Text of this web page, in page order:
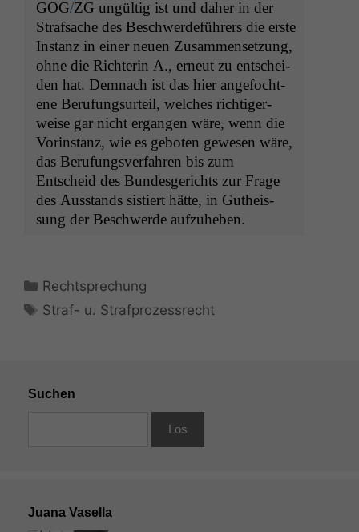
GOG/ZG ungültig ist und daher in der
Straf­sache des Beschw­erde­führers die erste
Instanz in ein­er neuen Zusam­menset­zung,
ohne die Rich­terin A., erneut zu entschei­
den hat. Dem­nach ist das hier ange­focht­
ene Beru­fung­surteil, welch­es richtiger­
weise gar nicht ergan­gen wäre, wenn die
Vorin­stanz, wie es geboten gewe­sen wäre,
das Beru­fungsver­fahren bis zum
Entscheid des Bun­des­gerichts zur Frage
des Aus­stands sistiert hätte, in Gutheis­
sung der Beschw­erde aufzuheben.
Kategorien
Rechtsprechung
Schlagwörter
Straf- u. Strafprozessrecht
Suchen
Juana Vasella
diese Option
deaktivieren,
kann die
Website nicht
zu 100%
funktionieren.
Marketing
Wir speichern
anonyme Daten ab,
um interne
marketingtechnische
Auswertungen